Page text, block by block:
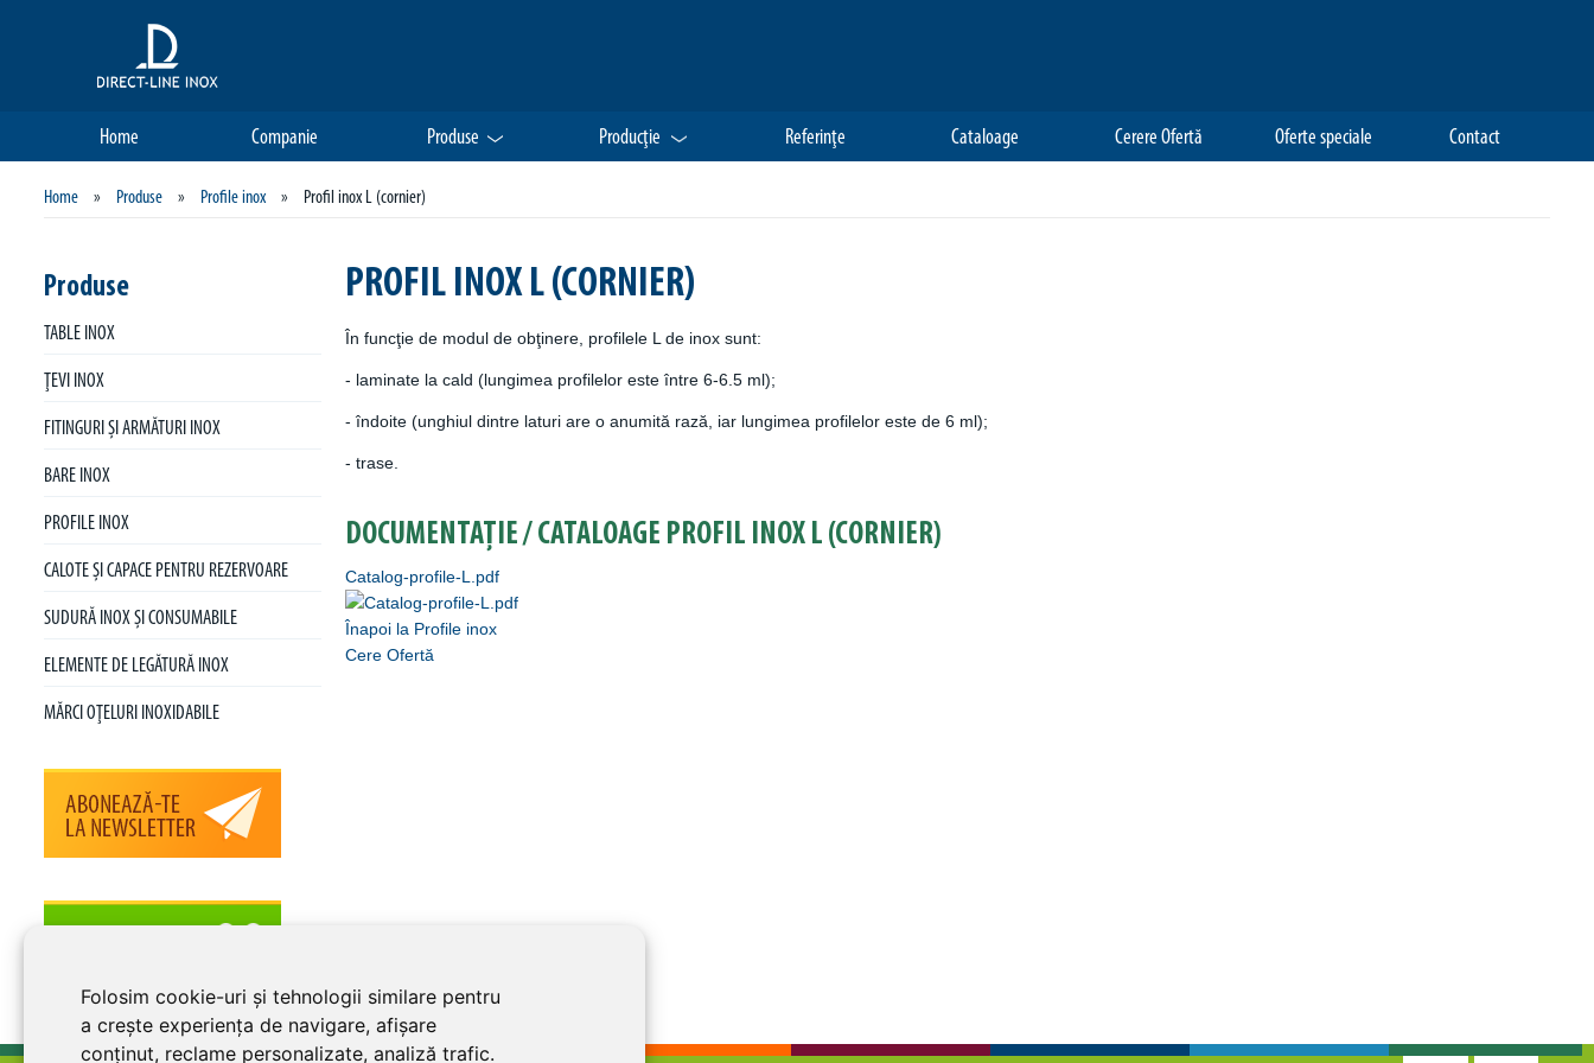
Folosim cookie-uri și tehnologii similare pentru
a crește experiența de navigare, afișare
conținut, reclame personalizate, analiză trafic.
Home Companie Produse Producţie Referinţe Cataloage Cerere Ofertă Oferte speciale Contact
Home » Produse » Profile inox » Profil inox L (cornier)
Produse
TABLE INOX
ŢEVI INOX
FITINGURI ŞI ARMĂTURI INOX
BARE INOX
PROFILE INOX
CALOTE ŞI CAPACE PENTRU REZERVOARE
SUDURĂ INOX ŞI CONSUMABILE
ELEMENTE DE LEGĂTURĂ INOX
MĂRCI OŢELURI INOXIDABILE
PROFIL INOX L (CORNIER)
În funcţie de modul de obţinere, profilele L de inox sunt:
- laminate la cald (lungimea profilelor este între 6-6.5 ml);
- îndoite (unghiul dintre laturi are o anumită rază, iar lungimea profilelor este de 6 ml);
- trase.
DOCUMENTAȚIE / CATALOAGE PROFIL INOX L (CORNIER)
Catalog-profile-L.pdf
Înapoi la Profile inox
Cere Ofertă